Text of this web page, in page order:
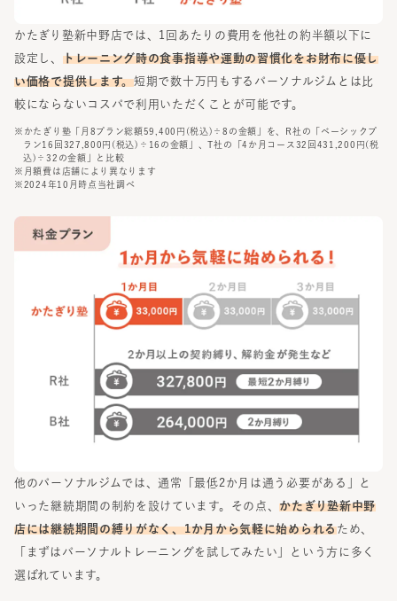
かたぎり塾新中野店では、1回あたりの費用を他社の約半額以下に
設定し、 トレーニング時の食事指導や運動の習慣化をお財布に優し
い価格で提供します。短期で数十万円もするパーソナルジムとは比
較にならないコスパで利用いただくことが可能です。
※かたぎり塾「月8プラン総額59,400円(税込)÷8の金額」を、R社の「ベーシックプ
ラン16回327,800円(税込)÷16の金額」、T社の「4か月コース32回431,200円(税
込)÷32の金額」と比較
※月額費は店舗により異なります
※2024年10月時点当社調べ
他のパーソナルジムでは、通常「最低2か月は通う必要がある」と
いった継続期間の制約を設けています。その点、かたぎり塾新中野
店には継続期間の縛りがなく、1か月から気軽に始められるため、
「まずはパーソナルトレーニングを試してみたい」という方に多く
選ばれています。